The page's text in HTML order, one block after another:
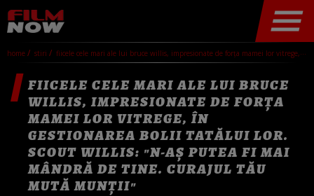
home stiri fiicele cele mari ale lui bruce willis, impresionate de forța mamei lor vitrege, în gestionarea bolii tatălui lor. scout willis: "n-aș putea fi mai mândră de tine. curajul tău mută munții"
FIICELE CELE MARI ALE LUI BRUCE
WILLIS, IMPRESIONATE DE FORȚA
MAMEI LOR VITREGE, ÎN
GESTIONAREA BOLII TATĂLUI LOR.
SCOUT WILLIS: "N-AȘ PUTEA FI MAI
MÂNDRĂ DE TINE. CURAJUL TĂU
MUTĂ MUNȚII"